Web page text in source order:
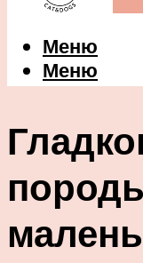
Меню
Меню